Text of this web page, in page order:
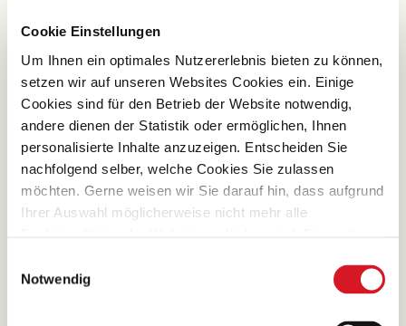
Cookie Einstellungen
Um Ihnen ein optimales Nutzererlebnis bieten zu können,
setzen wir auf unseren Websites Cookies ein. Einige
Cookies sind für den Betrieb der Website notwendig,
andere dienen der Statistik oder ermöglichen, Ihnen
personalisierte Inhalte anzuzeigen. Entscheiden Sie
nachfolgend selber, welche Cookies Sie zulassen
möchten. Gerne weisen wir Sie darauf hin, dass aufgrund
Ihrer Auswahl möglicherweise nicht mehr alle
Datenschutzerklärung und Cookie Policy.
Notwendig
Stunde backen.
In dünne Tranchen schneiden und sofort servieren.
Das meinen FleischliebhaberInnen dazu